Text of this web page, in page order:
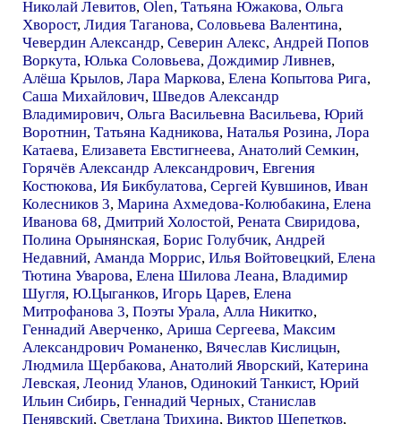
Николай Левитов, Olen, Татьяна Южакова, Ольга
Хворост, Лидия Таганова, Соловьева Валентина,
Чевердин Александр, Северин Алекс, Андрей Попов
Воркута, Юлька Соловьева, Дождимир Ливнев,
Алёша Крылов, Лара Маркова, Елена Копытова Рига,
Саша Михайлович, Шведов Александр
Владимирович, Ольга Васильевна Васильева, Юрий
Воротнин, Татьяна Кадникова, Наталья Розина, Лора
Катаева, Елизавета Евстигнеева, Анатолий Семкин,
Горячёв Александр Александрович, Евгения
Костюкова, Ия Бикбулатова, Сергей Кувшинов, Иван
Колесников 3, Марина Ахмедова-Колюбакина, Елена
Иванова 68, Дмитрий Холостой, Рената Свиридова,
Полина Орынянская, Борис Голубчик, Андрей
Недавний, Аманда Моррис, Илья Войтовецкий, Елена
Тютина Уварова, Елена Шилова Леана, Владимир
Шугля, Ю.Цыганков, Игорь Царев, Елена
Митрофанова 3, Поэты Урала, Алла Никитко,
Геннадий Аверченко, Ариша Сергеева, Максим
Александрович Романенко, Вячеслав Кислицын,
Людмила Щербакова, Анатолий Яворский, Катерина
Левская, Леонид Уланов, Одинокий Танкист, Юрий
Ильин Сибирь, Геннадий Черных, Станислав
Пенявский, Светлана Трихина, Виктор Щепетков,